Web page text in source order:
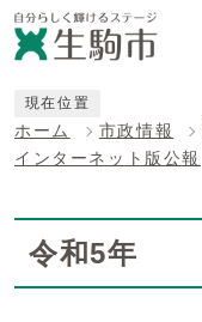
現在位置
ホーム 市政情報
インターネット版公報
令和5年